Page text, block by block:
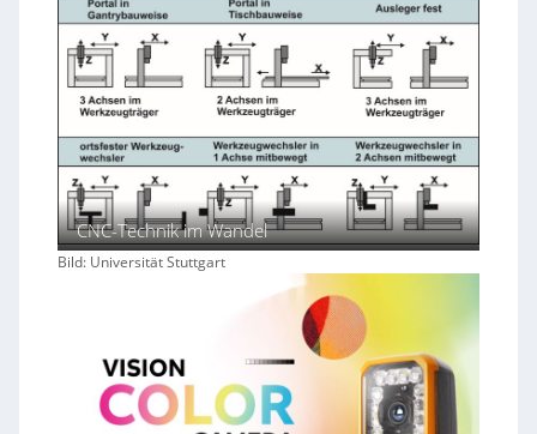
CNC-Technik im Wandel
Bild: Universität Stuttgart